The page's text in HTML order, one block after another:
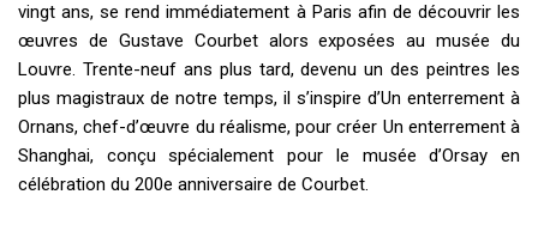
vingt ans, se rend immédiatement à Paris afin de découvrir les
œuvres de Gustave Courbet alors exposées au musée du
Louvre. Trente-neuf ans plus tard, devenu un des peintres les
plus magistraux de notre temps, il s’inspire d’Un enterrement à
Ornans, chef-d’œuvre du réalisme, pour créer Un enterrement à
Shanghai, conçu spécialement pour le musée d’Orsay en
célébration du 200e anniversaire de Courbet.